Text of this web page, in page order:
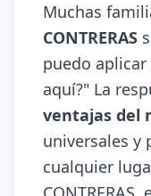
Muchas
CONTRERAS
puedo
aquí?" La
ventajas del
universales y
cualquier